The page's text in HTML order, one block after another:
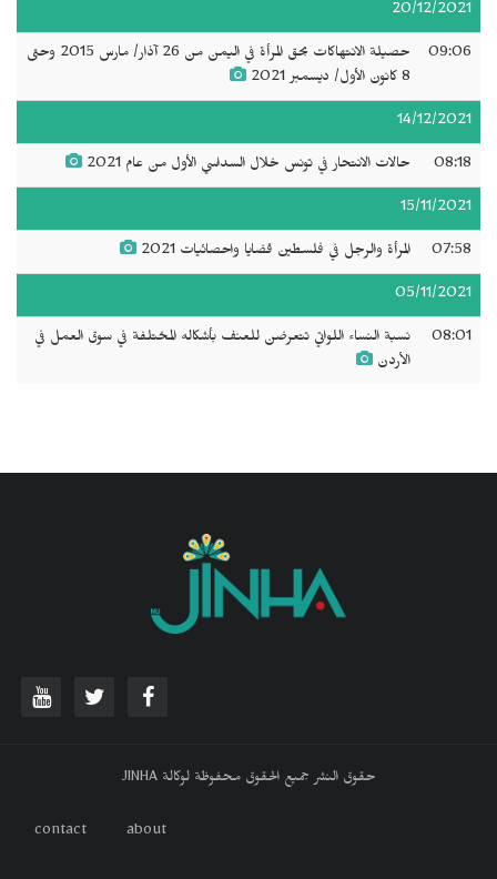
20/12/2021
09:06
حصيلة الانتهاكات بحق المرأة في اليمن من 26 آذار/ مارس 2015 وحتى
8 كانون الأول/ ديسمبر 2021
14/12/2021
08:18 حالات الانتحار في تونس خلال السداسي الأول من عام 2021
15/11/2021
07:58 المرأة والرجل في فلسطين قضايا واحصائيات 2021
05/11/2021
08:01
نسبة النساء اللواتي تتعرضن للعنف بأشكاله المختلفة في سوق العمل في
الأردن
حقوق النشر جميع الحقوق محفوظة لوكالة JINHA
about
contact